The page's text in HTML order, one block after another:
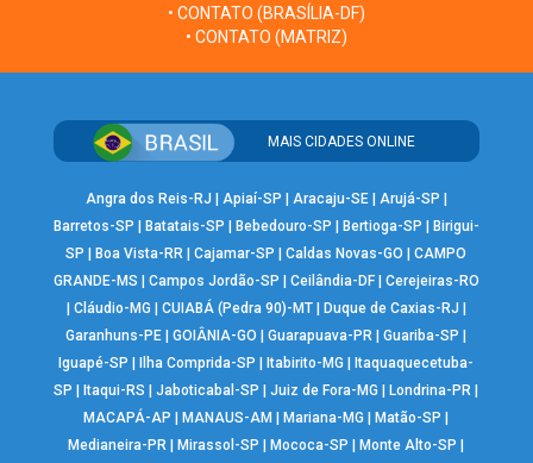
• CONTATO (BRASÍLIA-DF)
• CONTATO (MATRIZ)
MAIS CIDADES ONLINE
Angra dos Reis-RJ Apiaí-SP Aracaju-SE| Arujá-SP
Barretos-SP
Batatais-SP Bebedouro-SP Bertioga-SP
Birigui-
SP
Boa Vista-RR |Cajamar-SP |Caldas Novas-GO |CAMPO
GRANDE-MS
Campos Jordão-SP Ceilândia-DF| Cerejeiras-RO
Cláudio-MG CUIABÁ (Pedra 90)-MT| Duque de Caxias-RJ
Garanhuns-PE |GOIÂNIA-GO |Guarapuava-PR |Guariba-SP
Iguapé-SP
Ilha Comprida-SP Itabirito-MG
Itaquaquecetuba-
SP
Itaqui-RS |Jaboticabal-SP |Juiz de Fora-MG Londrina-PR
MACAPÁ-AP
MANAUS-AM Mariana-MG Matão-SP
Medianeira-PR
Mirassol-SP Mococa-SP Monte Alto-SP